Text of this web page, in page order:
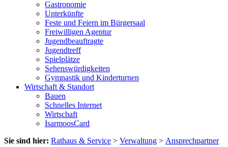
Gastronomie
Unterkünfte
Feste und Feiern im Bürgersaal
Freiwilligen Agentur
Jugendbeauftragte
Jugendtreff
Spielplätze
Sehenswürdigkeiten
Gymnastik und Kinderturnen
Wirtschaft & Standort
Bauen
Schnelles Internet
Wirtschaft
IsarmoosCard
Sie sind hier: Rathaus & Service > Verwaltung > Ansprechpartner